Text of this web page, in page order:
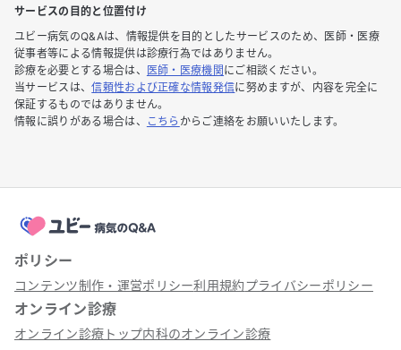
サービスの目的と位置付け
ユビー病気のQ&Aは、情報提供を目的としたサービスのため、医師・医療
従事者等による情報提供は診療行為ではありません。
診療を必要とする場合は、
医師・医療機関 にご相談ください。
当サービスは、信頼性および正確な情報発信に努めますが、内容を完全に
保証するものではありません。
情報に誤りがある場合は、
こちら からご連絡をお願いいたします。
ポリシー
コンテンツ制作・運営ポリシー利用規約プライバシーポリシー
オンライン診療
オンライン診療トップ内科のオンライン診療